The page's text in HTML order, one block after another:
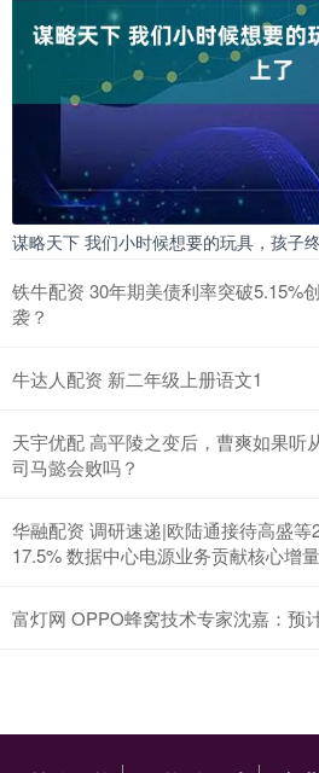
谋略天下 我们小时候想要的玩具，孩子
铁牛配资 30年期美债利率突破5.15%
袭？
牛达人配资 新二年级上册语文1
天宇优配 高平陵之变后，曹爽如果听
司马懿会败吗？
华融配资 调研速递|欧陆通接待高盛等
17.5% 数据中心电源业务贡献核心增量
富灯网 OPPO蜂窝技术专家沈嘉：预